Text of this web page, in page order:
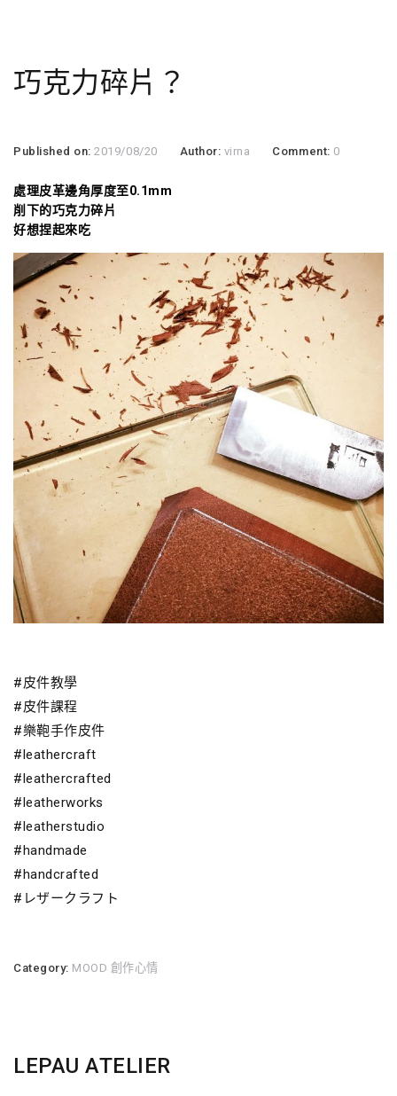
巧克力碎片？
Published on:2019/08/20 Author: virna Comment: 0
處理皮革邊角厚度至0.1mm
削下的巧克力碎片
好想捏起來吃
#皮件教學
#皮件課程
#樂鞄手作皮件
#leathercraft
#leathercrafted
#leatherworks
#leatherstudio
#handmade
#handcrafted
#レザークラフト
Category: MOOD 創作心情
LEPAU ATELIER